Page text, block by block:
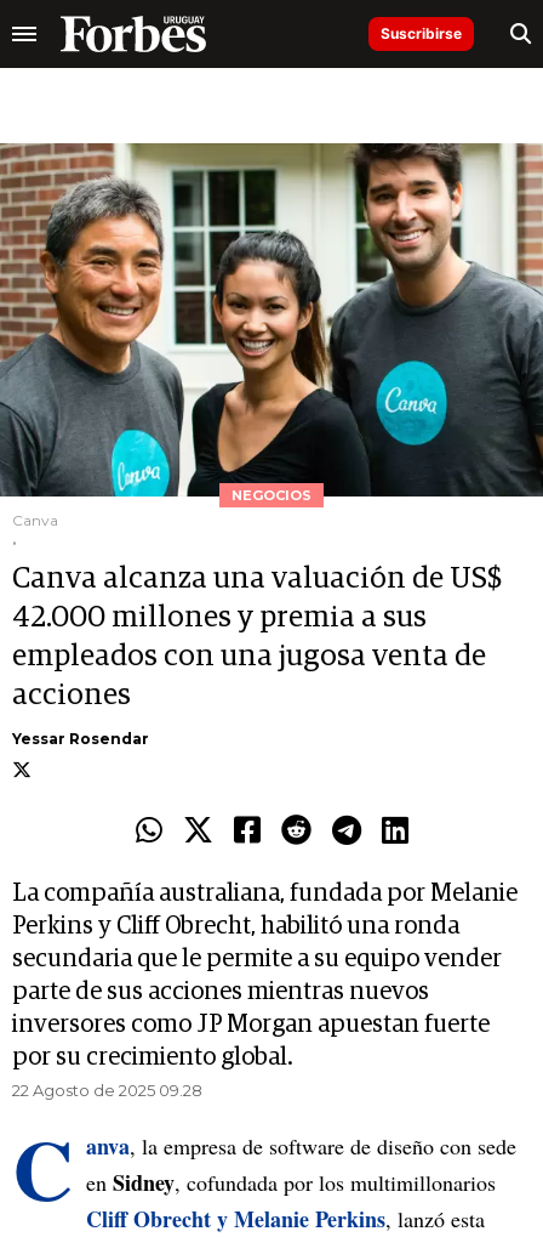
Suscribirse
NEGOCIOS
Canva
.
Canva alcanza una valuación de US$
42.000 millones y premia a sus
empleados con una jugosa venta de
acciones
Yessar Rosendar
La compañía australiana, fundada por Melanie
Perkins y Cliff Obrecht, habilitó una ronda
secundaria que le permite a su equipo vender
parte de sus acciones mientras nuevos
inversores como JP Morgan apuestan fuerte
por su crecimiento global.
22 Agosto de 2025 09.28
C anva, la empresa de software de diseño con sede
en Sidney, cofundada por los multimillonarios
Cliff Obrecht y Melanie Perkins, lanzó esta